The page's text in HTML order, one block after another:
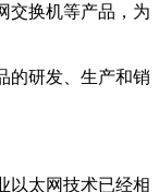
换机等产品，为
研发、生产和销
太网技术已经相